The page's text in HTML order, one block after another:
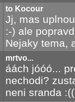
to Kocour
Jj, mas
:-) ale
Nejaky tema,
mrtvo...
áách jóóó...
nechodi?
neni sranda